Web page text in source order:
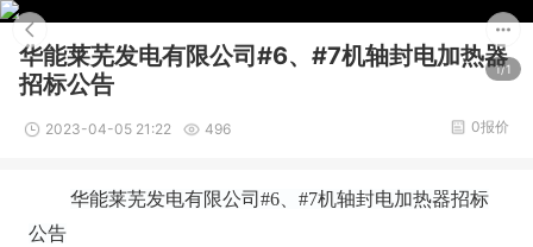
1/1
华能莱芜发电有限公司#6、#7机轴封电加热器
招标公告
2023-04-05 21:22 496 0报价
华能莱芜发电有限公司#6、#7机轴封电加热器招标
公告